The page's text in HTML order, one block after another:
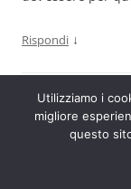
Rispondi ↓
26/
Utilizziamo i
migliore
questo